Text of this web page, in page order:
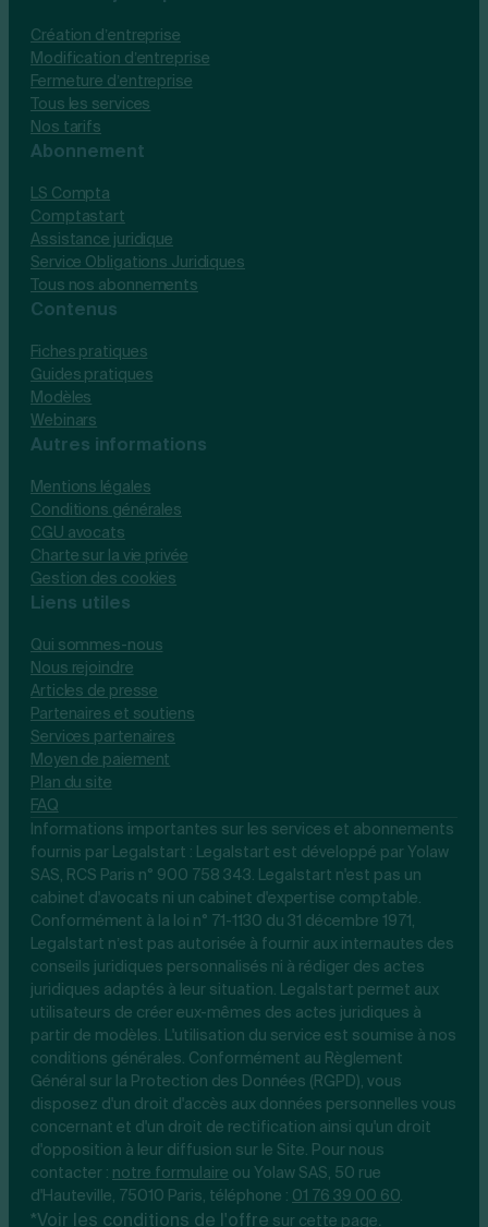
Création d’entreprise
Modification d’entreprise
Fermeture d’entreprise
Tous les services
Nos tarifs
Abonnement
LS Compta
Comptastart
Assistance juridique
Service Obligations Juridiques
Tous nos abonnements
Contenus
Fiches pratiques
Guides pratiques
Modèles
Webinars
Autres informations
Mentions légales
Conditions générales
CGU avocats
Charte sur la vie privée
Gestion des cookies
Liens utiles
Qui sommes-nous
Nous rejoindre
Articles de presse
Partenaires et soutiens
Services partenaires
Moyen de paiement
Plan du site
FAQ
Informations importantes sur les services et abonnements
fournis par Legalstart : Legalstart est développé par Yolaw
SAS, RCS Paris n° 900 758 343. Legalstart n'est pas un
cabinet d'avocats ni un cabinet d'expertise comptable.
Conformément à la loi n° 71-1130 du 31 décembre 1971,
Legalstart n’est pas autorisée à fournir aux internautes des
conseils juridiques personnalisés ni à rédiger des actes
juridiques adaptés à leur situation. Legalstart permet aux
utilisateurs de créer eux-mêmes des actes juridiques à
partir de modèles. L'utilisation du service est soumise à nos
conditions générales. Conformément au Règlement
Général sur la Protection des Données (RGPD), vous
disposez d'un droit d'accès aux données personnelles vous
concernant et d'un droit de rectification ainsi qu'un droit
d'opposition à leur diffusion sur le Site. Pour nous
contacter : notre formulaire ou Yolaw SAS, 50 rue
d'Hauteville, 75010 Paris, téléphone : 01 76 39 00 60.
*Voir les conditions de l'offre sur cette page.